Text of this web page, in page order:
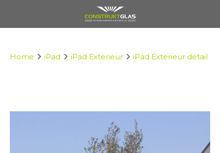
Home iPad iPad Exterieur iPad Exterieur detail